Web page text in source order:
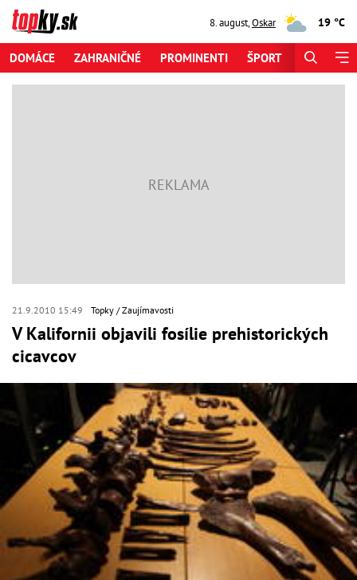
8. august,Oskar 19 °C
DOMÁCE ZAHRANIČNÉ PROMINENTI ŠPORT
21.9.2010 15:49 Topky Zaujímavosti
V Kalifornii objavili fosílie prehistorických
cicavcov